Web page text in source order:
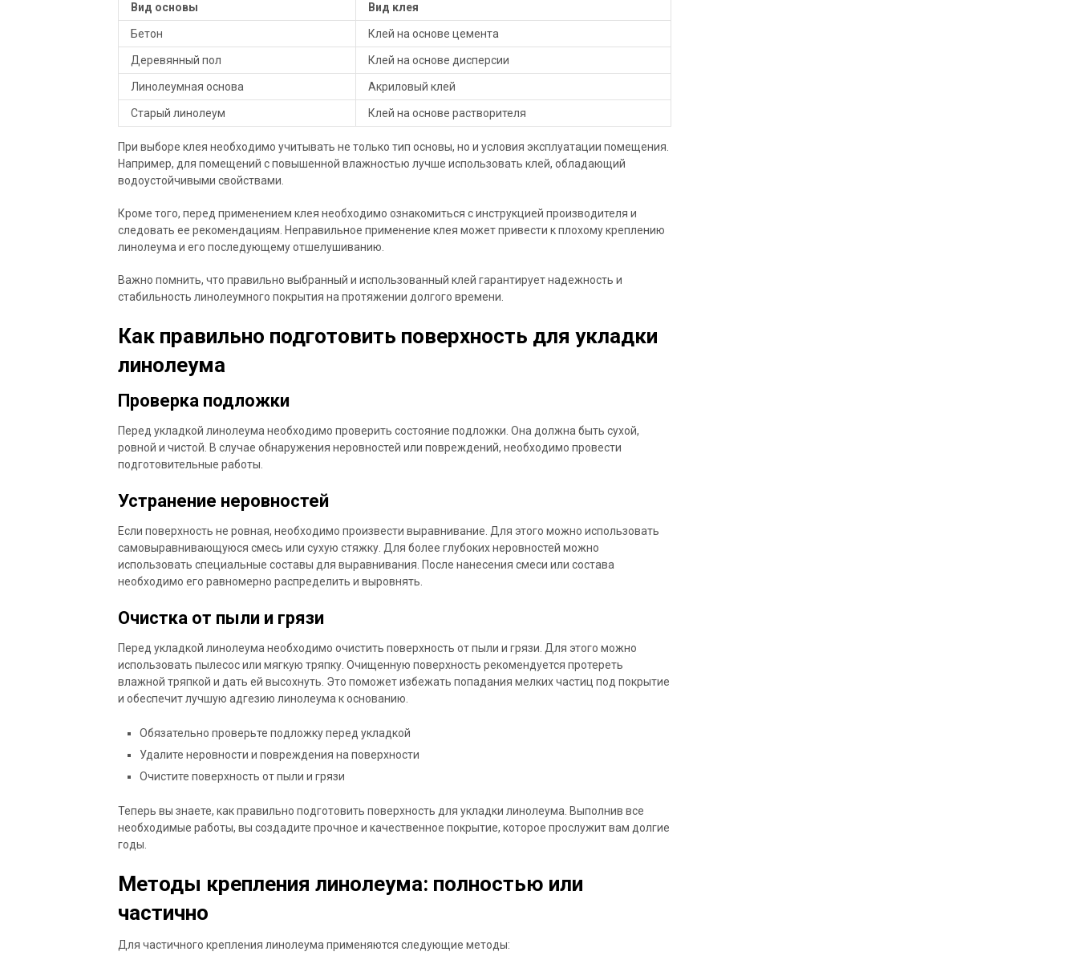
Вид основы Вид клея
Бетон Клей на основе цемента
Деревянный пол Клей на основе дисперсии
Линолеумная основа Акриловый клей
Старый линолеум Клей на основе растворителя
При выборе клея необходимо учитывать не только тип основы, но и условия эксплуатации помещения.
Например, для помещений с повышенной влажностью лучше использовать клей, обладающий
водоустойчивыми свойствами.
Кроме того, перед применением клея необходимо ознакомиться с инструкцией производителя и
следовать ее рекомендациям. Неправильное применение клея может привести к плохому креплению
линолеума и его последующему отшелушиванию.
Важно помнить, что правильно выбранный и использованный клей гарантирует надежность и
стабильность линолеумного покрытия на протяжении долгого времени.
Как правильно подготовить поверхность для укладки
линолеума
Проверка подложки
Перед укладкой линолеума необходимо проверить состояние подложки. Она должна быть сухой,
ровной и чистой. В случае обнаружения неровностей или повреждений, необходимо провести
подготовительные работы.
Устранение неровностей
Если поверхность не ровная, необходимо произвести выравнивание. Для этого можно использовать
самовыравнивающуюся смесь или сухую стяжку. Для более глубоких неровностей можно
использовать специальные составы для выравнивания. После нанесения смеси или состава
необходимо его равномерно распределить и выровнять.
Очистка от пыли и грязи
Перед укладкой линолеума необходимо очистить поверхность от пыли и грязи. Для этого можно
использовать пылесос или мягкую тряпку. Очищенную поверхность рекомендуется протереть
влажной тряпкой и дать ей высохнуть. Это поможет избежать попадания мелких частиц под покрытие
и обеспечит лучшую адгезию линолеума к основанию.
Обязательно проверьте подложку перед укладкой
Удалите неровности и повреждения на поверхности
Очистите поверхность от пыли и грязи
Теперь вы знаете, как правильно подготовить поверхность для укладки линолеума. Выполнив все
необходимые работы, вы создадите прочное и качественное покрытие, которое прослужит вам долгие
годы.
Методы крепления линолеума: полностью или
частично
Для частичного крепления линолеума применяются следующие методы: